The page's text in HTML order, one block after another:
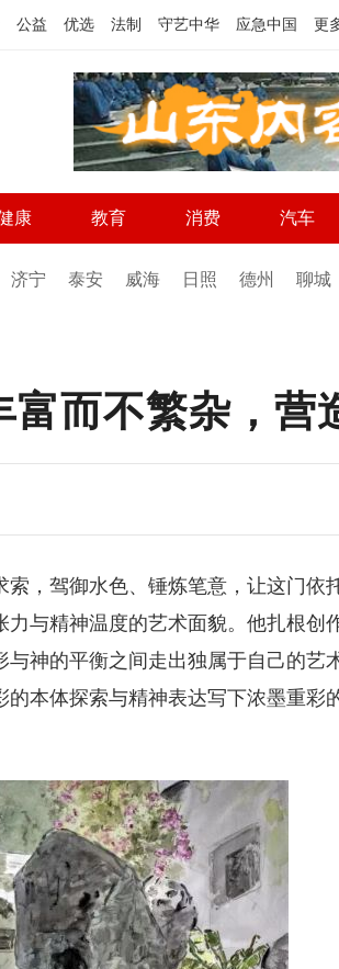
公益 优选 法制 守艺中华 应急中国 更
康 教育 消费 汽车
济宁 泰安 威海 日照 德州 聊城
富而不繁杂，营
索，驾御水色、锤炼笔意，让这门依
与精神温度的艺术面貌。他扎根创
神的平衡之间走出独属于自己的艺
本体探索与精神表达写下浓墨重彩